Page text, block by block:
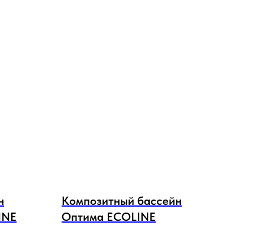
Композитный бассейн
Оптима ECOLINE